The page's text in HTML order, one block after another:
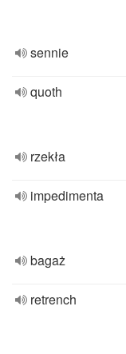
sennie
quoth
rzekła
impedimenta
bagaż
retrench